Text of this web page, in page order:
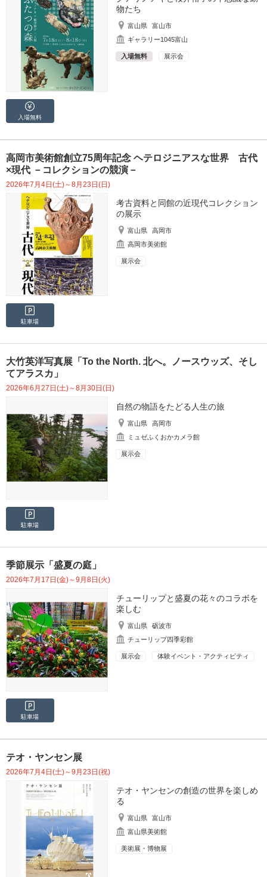
物たち
富山県
富山市
ギャラリー1045富山
入場無料 展示会
入場無料
高岡市美術館創立75周年記念 ヘテロジニアスな世界 古代
×現代 －コレクションの競演－
2026年7月4日(土)～8月23日(日)
考古資料と同館の近現代コレクション
の展示
富山県
高岡市
高岡市美術館
展示会
駐車場
大竹英洋写真展「To the North. 北へ。ノースウッズ、そし
てアラスカ」
2026年6月27日(土)～8月30日(日)
自然の物語をたどる人生の旅
富山県
高岡市
ミュゼふくおかカメラ館
展示会
駐車場
季節展示「盛夏の庭」
2026年7月17日(金)～9月8日(火)
チューリップと盛夏の花々のコラボを
楽しむ
富山県
砺波市
チューリップ四季彩館
展示会 体験イベント・アクティビティ
駐車場
テオ・ヤンセン展
2026年7月4日(土)～9月23日(祝)
テオ・ヤンセンの創造の世界を楽しめ
る
富山県
富山市
富山県美術館
美術展・博物展